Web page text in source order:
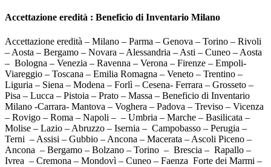
Accettazione eredità : Beneficio di Inventario Milano
Accettazione eredità – Milano – Parma – Genova – Torino – Rivoli
– Aosta – Bergamo – Novara – Alessandria – Asti – Cuneo – Aosta
– Bologna – Venezia – Ravenna – Verona – Firenze – Empoli-
Viareggio – Toscana – Emilia Romagna – Veneto – Trentino –
Liguria – Siena – Modena – Forlì – Cesena- Ferrara – Grosseto –
Pisa – Lucca – Pistoia – Prato – Massa – Beneficio di Inventario
Milano -Carrara- Mantova – Voghera – Padova – Treviso – Vicenza
– Rovigo – Roma – Napoli – – Umbria – Marche – Basilicata –
Molise – Lazio – Abruzzo – Isernia – Campobasso – Perugia –
Terni – Assisi – Gubbio – Ancona – Macerata – Ascoli Piceno –
Ancona – Bergamo – Bolzano – Torino – Brescia – Rapallo –
Ivrea – Cremona – Mondovì – Cuneo – Faenza Forte dei Marmi –